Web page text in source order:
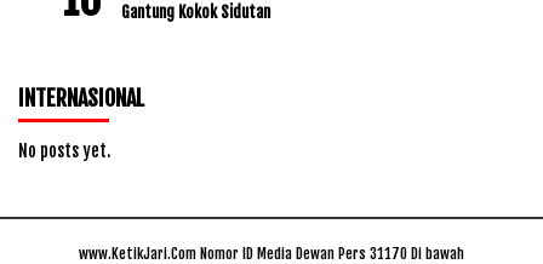
Gantung Kokok Sidutan
INTERNASIONAL
No posts yet.
www.KetikJari.Com Nomor ID Media Dewan Pers 31170 Di bawah